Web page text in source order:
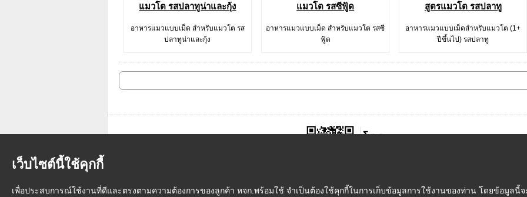
เว็บไซต์นี้ใช้คุกกี้
เพื่อประสบการณ์ใช้งานที่ดีและตรงตามความต้องการของลูกค้า หจก.พร้อมใช้ จำเป็นต้องใช้คุกกี้ในการเก็บข้อมูลการใช้งานของท่าน โดยข้อมูล
แมวโต รสปลาทูน่าและกุ้ง
อาหารแมวแบบเม็ด สำหรับแมวโต รส
ปลาทูน่าและกุ้ง
แมวโต รสซีฟู้ด
อาหารแมวแบบเม็ด สำหรับแมวโต รสซี
ฟู้ด
สูตรแมวโต รสปลาทู
อาหารแมวแบบเม็ดสำหรับแมวโต (1+
ปีขึ้นไป) รสปลาทู